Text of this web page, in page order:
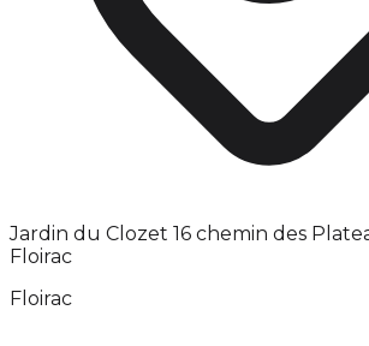
Jardin du Clozet 16 chemin des
Floirac
Floirac